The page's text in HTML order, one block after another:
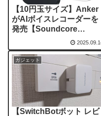
【10円玉サイズ】Anker
がAIボイスレコーダーを
発売【Soundcore
ガジェット
【SwitchBotボット レビ